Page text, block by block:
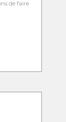
de faire